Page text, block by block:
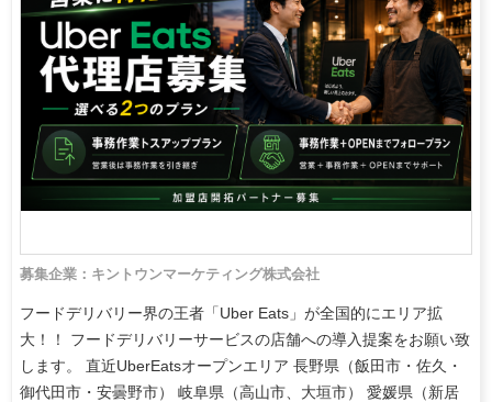
募集企業：キントウンマーケティング株式会社
フードデリバリー界の王者「Uber Eats」が全国的にエリア拡
大！！ フードデリバリーサービスの店舗への導入提案をお願い致
します。 直近UberEatsオープンエリア 長野県（飯田市・佐久・
御代田市・安曇野市） 岐阜県（高山市、大垣市） 愛媛県（新居